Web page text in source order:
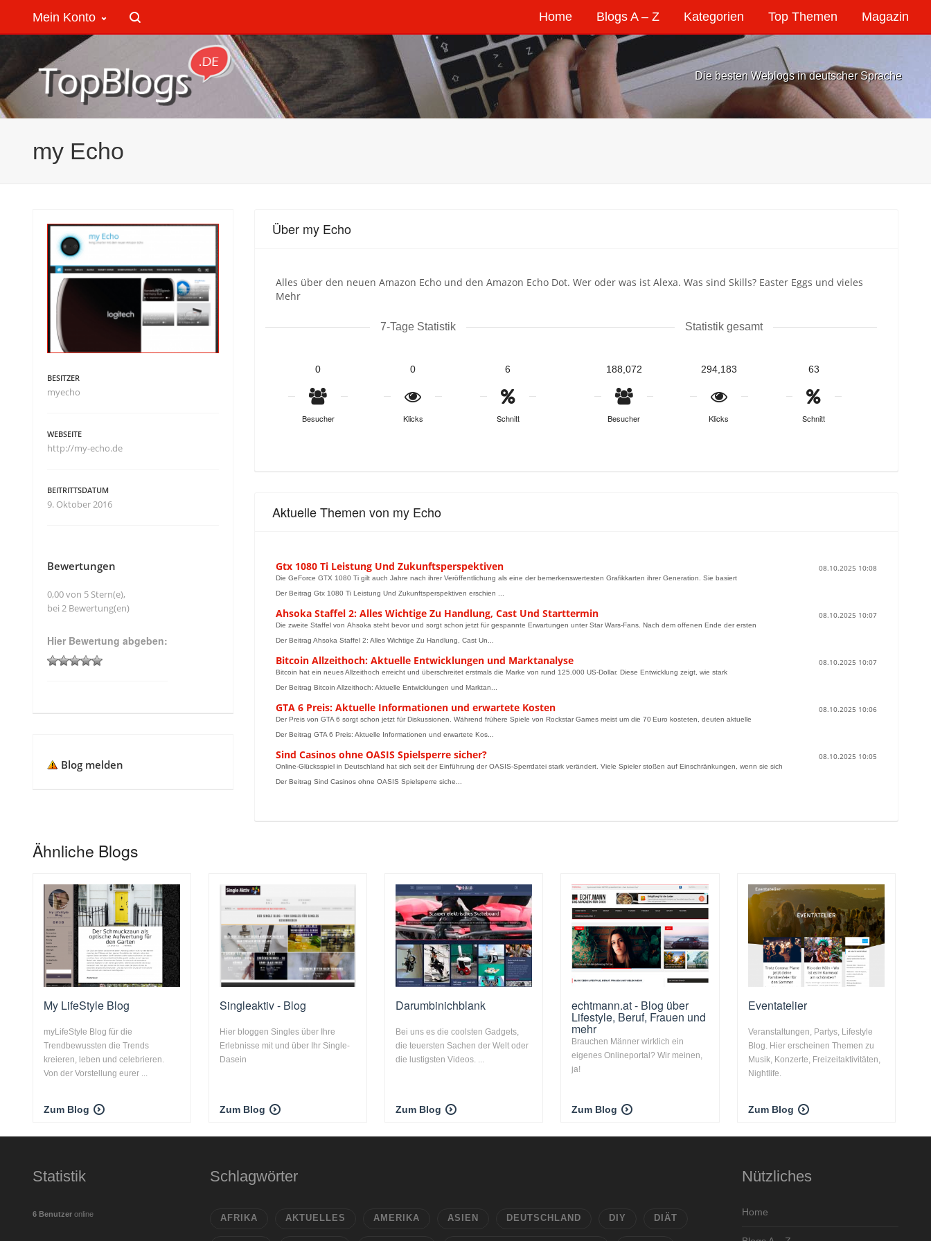
Home Blogs A – Z Kategorien Top Themen Magazin
Mein Konto
Die besten Weblogs in deutscher Sprache
my Echo
Über my Echo
Alles über den neuen Amazon Echo und den Amazon Echo Dot. Wer oder was ist Alexa. Was sind Skills? Easter Eggs und vieles
Mehr
7-Tage Statistik
0
Besucher
0
Klicks
6
Schnitt
Statistik gesamt
188,072
Besucher
294,183
Klicks
63
Schnitt
Aktuelle Themen von my Echo
Gtx 1080 Ti Leistung Und Zukunftsperspektiven 08.10.2025 10:08
Die GeForce GTX 1080 Ti gilt auch Jahre nach ihrer Veröffentlichung als eine der bemerkenswertesten Grafikkarten ihrer Generation. Sie basiert
Der Beitrag Gtx 1080 Ti Leistung Und Zukunftsperspektiven erschien ...
Ahsoka Staffel 2: Alles Wichtige Zu Handlung, Cast Und Starttermin 08.10.2025 10:07
Die zweite Staffel von Ahsoka steht bevor und sorgt schon jetzt für gespannte Erwartungen unter Star Wars-Fans. Nach dem offenen Ende der ersten
Der Beitrag Ahsoka Staffel 2: Alles Wichtige Zu Handlung, Cast Un...
Bitcoin Allzeithoch: Aktuelle Entwicklungen und Marktanalyse 08.10.2025 10:07
Bitcoin hat ein neues Allzeithoch erreicht und überschreitet erstmals die Marke von rund 125.000 US‑Dollar. Diese Entwicklung zeigt, wie stark
Der Beitrag Bitcoin Allzeithoch: Aktuelle Entwicklungen und Marktan...
GTA 6 Preis: Aktuelle Informationen und erwartete Kosten 08.10.2025 10:06
Der Preis von GTA 6 sorgt schon jetzt für Diskussionen. Während frühere Spiele von Rockstar Games meist um die 70 Euro kosteten, deuten aktuelle
Der Beitrag GTA 6 Preis: Aktuelle Informationen und erwartete Kos...
Sind Casinos ohne OASIS Spielsperre sicher? 08.10.2025 10:05
Online-Glücksspiel in Deutschland hat sich seit der Einführung der OASIS-Sperrdatei stark verändert. Viele Spieler stoßen auf Einschränkungen, wenn sie sich
Der Beitrag Sind Casinos ohne OASIS Spielsperre siche...
BESITZER
myecho
WEBSEITE
http://my-echo.de
BEITRITTSDATUM
9. Oktober 2016
Bewertungen
0,00 von 5 Stern(e),
bei 2 Bewertung(en)
Hier Bewertung abgeben:
Blog melden
Ähnliche Blogs
My LifeStyle Blog
myLifeStyle Blog für die
Trendbewussten die Trends
kreieren, leben und celebrieren.
Von der Vorstellung eurer ...
Zum Blog
Singleaktiv - Blog
Hier bloggen Singles über Ihre
Erlebnisse mit und über Ihr Single-
Dasein
Zum Blog
Darumbinichblank
Bei uns es die coolsten Gadgets,
die teuersten Sachen der Welt oder
die lustigsten Videos. ...
Zum Blog
echtmann.at - Blog über
Lifestyle, Beruf, Frauen und
mehr
Brauchen Männer wirklich ein
eigenes Onlineportal? Wir meinen,
ja!
Zum Blog
Eventatelier
Veranstaltungen, Partys, Lifestyle
Blog. Hier erscheinen Themen zu
Musik, Konzerte, Freizeitaktivitäten,
Nightlife.
Zum Blog
Statistik
6 Benutzer online
Schlagwörter
AFRIKA AKTUELLES AMERIKA ASIEN DEUTSCHLAND DIY DIÄT
Nützliches
Home